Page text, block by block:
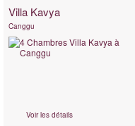
Villa Kavya
Canggu
Voir les détails